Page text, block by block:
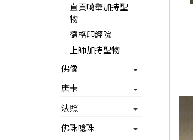
直貢噶舉加持聖
物
德格印經院
上師加持聖物
佛像
唐卡
法照
佛珠唸珠